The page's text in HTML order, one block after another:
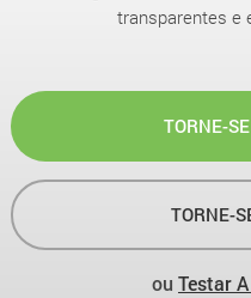
transparentes e
TORNE-
TORNE-
ou Testar